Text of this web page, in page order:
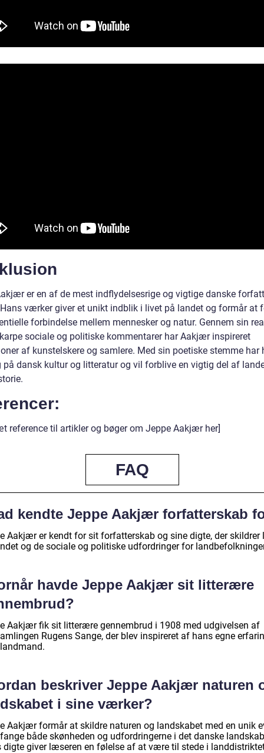
er en af de mest indflydelsesrige og vigtige danske
værker giver et unikt indblik i livet på landet og formår at
forbindelse mellem mennesker og natur. Gennem sin
sociale og politiske kommentarer har Aakjær inspireret
af kunstelskere og samlere. Med sin poetiske stemme har
dansk kultur og litteratur og vil forblive en vigtig del af
reference til artikler og bøger om Jeppe Aakjær her]
FAQ
kendte Jeppe Aakjær forfatterskab
Aakjær er kendt for sit forfatterskab og sine digte, der skildrer
og de sociale og politiske udfordringer for
havde Jeppe Aakjær sit litterære
Aakjær fik sit litterære gennembrud i 1908 med udgivelsen af
Rugens Sange, der blev inspireret af hans egne
beskriver Jeppe Aakjær naturen
i sine værker?
Aakjær formår at skildre naturen og landskabet med en unik
både skønheden og udfordringerne i det danske
digte giver læseren en følelse af at være til stede i